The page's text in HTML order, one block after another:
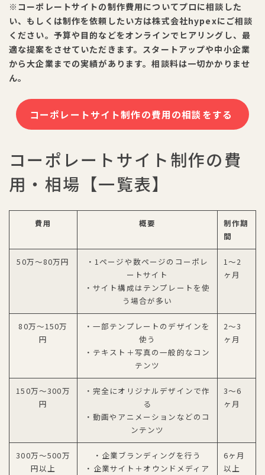
※コーポレートサイトの制作費用についてプロに相談した
い、もしくは制作を依頼したい方は株式会社hypexにご相談
ください。予算や目的などをオンラインでヒアリングし、最
適な提案をさせていただきます。スタートアップや中小企業
から大企業までの実績があります。相談料は一切かかりませ
ん。
コーポレートサイト制作の費用の相談をする
コーポレートサイト制作の費
用・相場【一覧表】
費用 概要
制作期
間
50万〜80万円
・1ページや数ページのコーポレ
ートサイト
・サイト構成はテンプレートを使
う場合が多い
1〜2
ヶ月
80万〜150万
円
・一部テンプレートのデザインを
使う
・テキスト＋写真の一般的なコン
テンツ
2〜3
ヶ月
150万〜300万
円
・完全にオリジナルデザインで作
る
・動画やアニメーションなどのコ
ンテンツ
3〜6
ヶ月
300万〜500万
円以上
・企業ブランディングを行う
・企業サイト＋オウンドメディア
6ヶ月
以上